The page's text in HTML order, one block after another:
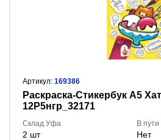
Артикул: 169386
Раскраска-Стикербук А5
12Р5нгр_32171
Склад Уфа
2 шт
В пути
Нет